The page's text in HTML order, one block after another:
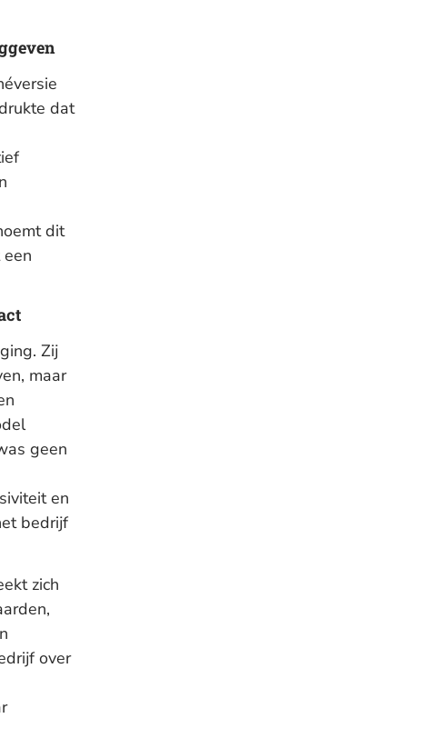
dat
dit
Zij
maar
geen
en
bedrijf
zich
over